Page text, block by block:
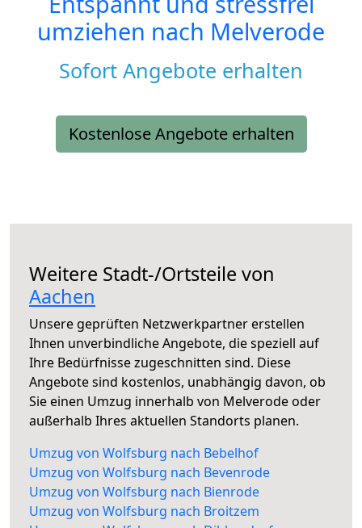
umziehen nach Melverode
Sofort Angebote erhalten
Kostenlose Angebote erhalten
Weitere Stadt-/Ortsteile von
Aachen
Unsere geprüften Netzwerkpartner erstellen
Ihnen unverbindliche Angebote, die speziell auf
Ihre Bedürfnisse zugeschnitten sind. Diese
Angebote sind kostenlos, unabhängig davon, ob
Sie einen Umzug innerhalb von Melverode oder
außerhalb Ihres aktuellen Standorts planen.
Umzug von Wolfsburg nach Bebelhof
Umzug von Wolfsburg nach Bevenrode
Umzug von Wolfsburg nach Bienrode
Umzug von Wolfsburg nach Broitzem